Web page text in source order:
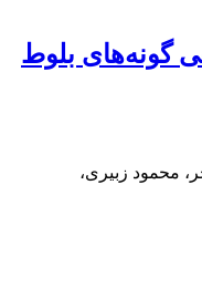
گونه‌های بلوط
محمود زبیری،